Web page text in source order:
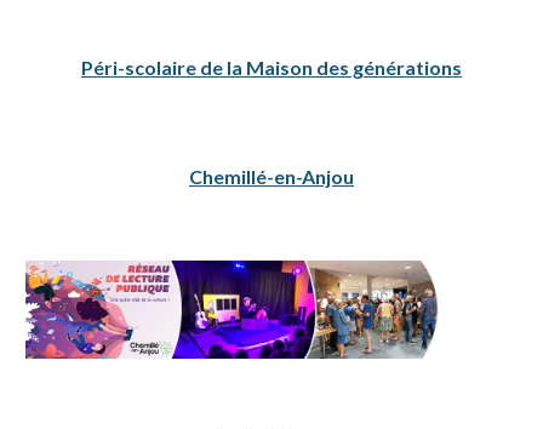
Péri-scolaire de la Maison des générations
Chemillé-en-Anjou